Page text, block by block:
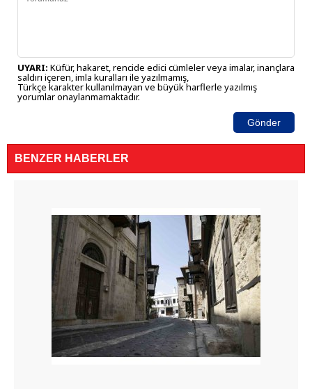
UYARI: Küfür, hakaret, rencide edici cümleler veya imalar, inançlara
saldırı içeren, imla kuralları ile yazılmamış,
Türkçe karakter kullanılmayan ve büyük harflerle yazılmış
yorumlar onaylanmamaktadır.
Gönder
BENZER HABERLER